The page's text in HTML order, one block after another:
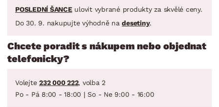
POSLEDNÍ ŠANCEulovit vybrané produkty za skvělé ceny.
Do 30. 9. nakupujte výhodně nadesetiny.
Chcete poradit s nákupem nebo objednat
telefonicky?
Volejte 232 000 222, volba 2
Po - Pá 8:00 - 18:00 | So - Ne 9:00 - 16:00